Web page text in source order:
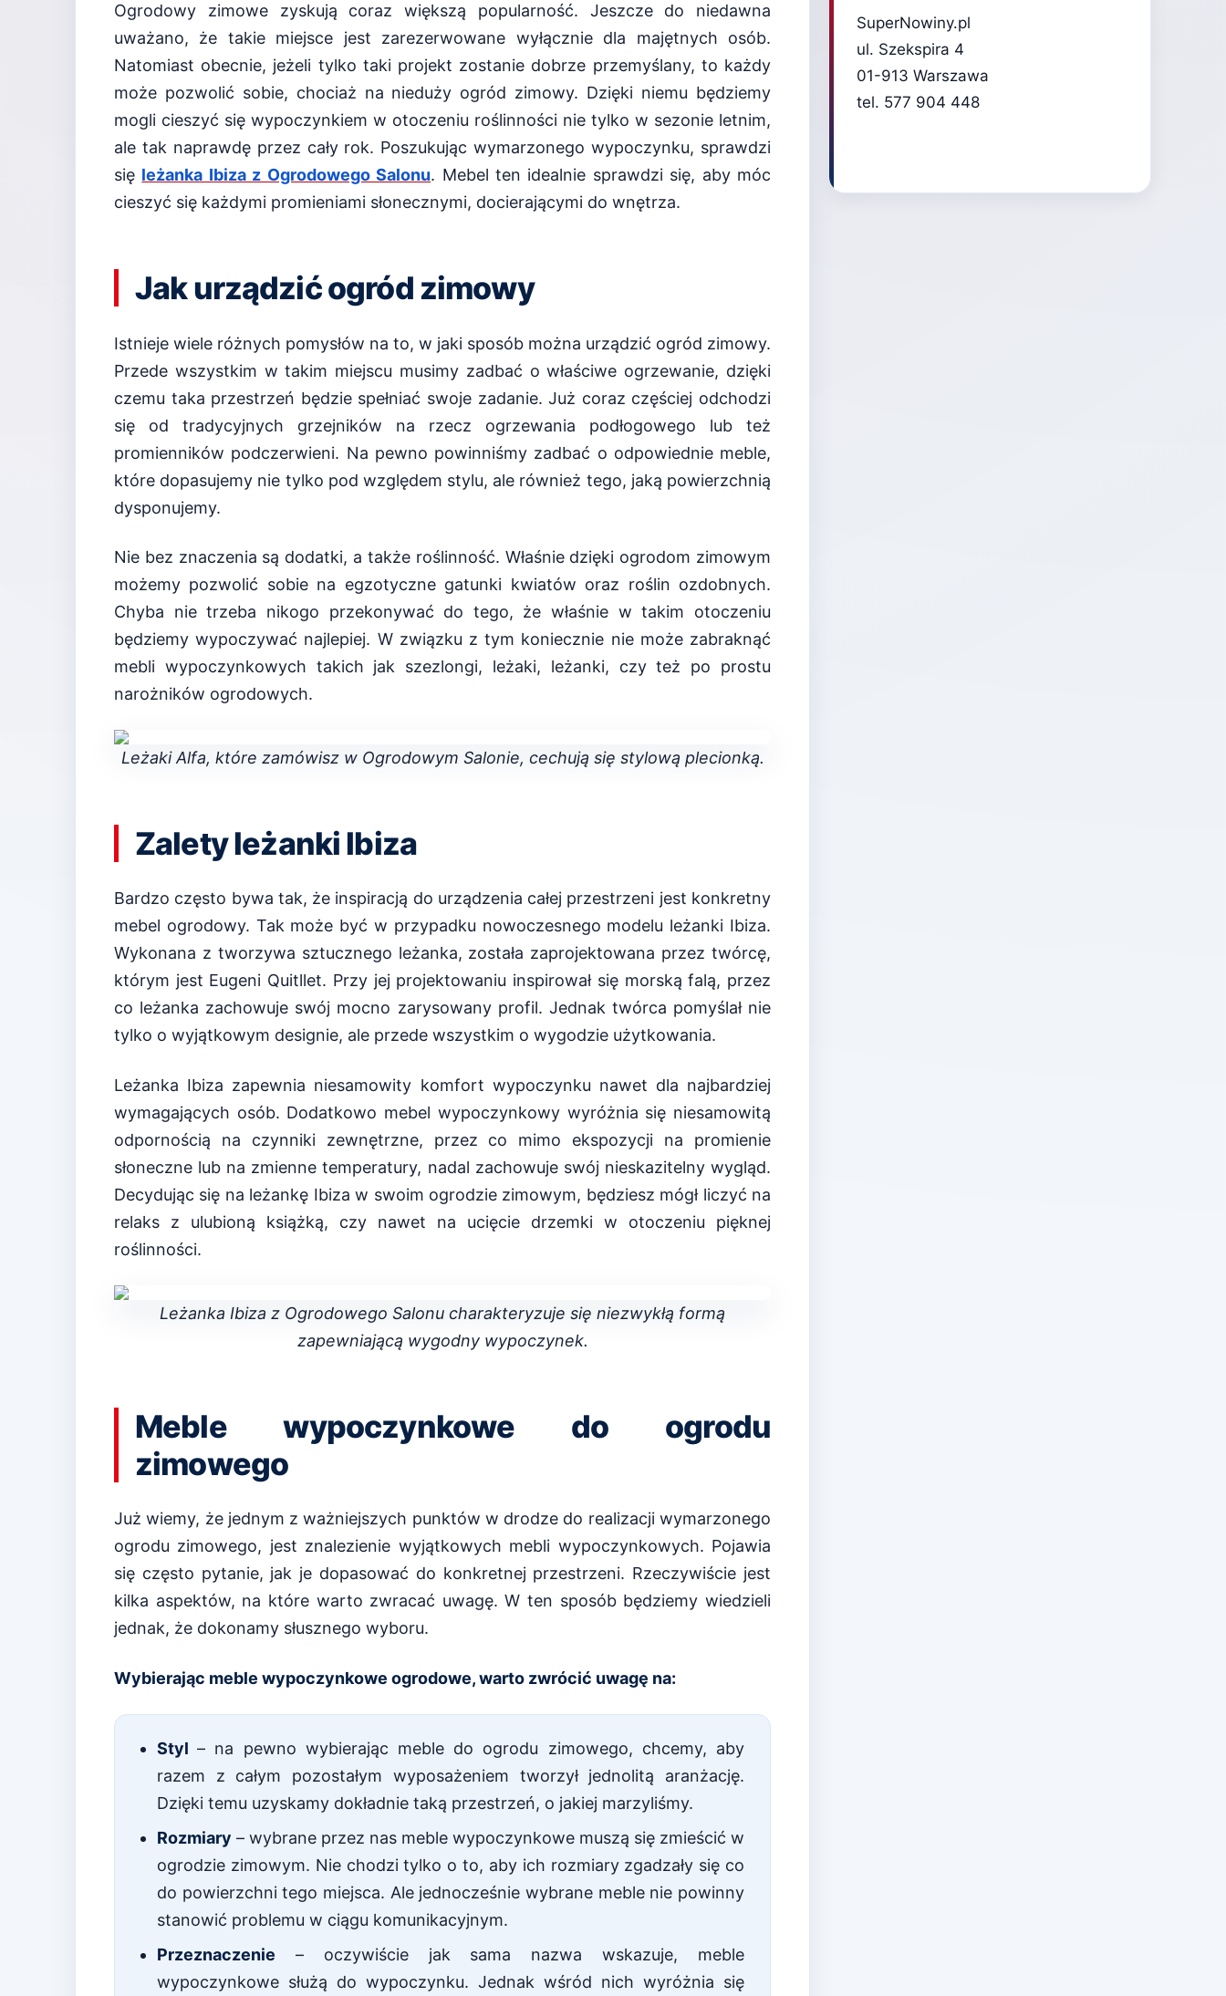
Ogrodowy zimowe zyskują coraz większą popularność. Jeszcze do niedawna
uważano, że takie miejsce jest zarezerwowane wyłącznie dla majętnych osób.
Natomiast obecnie, jeżeli tylko taki projekt zostanie dobrze przemyślany, to każdy
może pozwolić sobie, chociaż na nieduży ogród zimowy. Dzięki niemu będziemy
mogli cieszyć się wypoczynkiem w otoczeniu roślinności nie tylko w sezonie letnim,
ale tak naprawdę przez cały rok. Poszukując wymarzonego wypoczynku, sprawdzi
się leżanka Ibiza z Ogrodowego Salonu. Mebel ten idealnie sprawdzi się, aby móc
cieszyć się każdymi promieniami słonecznymi, docierającymi do wnętrza.
Jak urządzić ogród zimowy
Istnieje wiele różnych pomysłów na to, w jaki sposób można urządzić ogród zimowy.
Przede wszystkim w takim miejscu musimy zadbać o właściwe ogrzewanie, dzięki
czemu taka przestrzeń będzie spełniać swoje zadanie. Już coraz częściej odchodzi
się od tradycyjnych grzejników na rzecz ogrzewania podłogowego lub też
promienników podczerwieni. Na pewno powinniśmy zadbać o odpowiednie meble,
które dopasujemy nie tylko pod względem stylu, ale również tego, jaką powierzchnią
dysponujemy.
Nie bez znaczenia są dodatki, a także roślinność. Właśnie dzięki ogrodom zimowym
możemy pozwolić sobie na egzotyczne gatunki kwiatów oraz roślin ozdobnych.
Chyba nie trzeba nikogo przekonywać do tego, że właśnie w takim otoczeniu
będziemy wypoczywać najlepiej. W związku z tym koniecznie nie może zabraknąć
mebli wypoczynkowych takich jak szezlongi, leżaki, leżanki, czy też po prostu
narożników ogrodowych.
Leżaki Alfa, które zamówisz w Ogrodowym Salonie, cechują się stylową plecionką.
Zalety leżanki Ibiza
Bardzo często bywa tak, że inspiracją do urządzenia całej przestrzeni jest konkretny
mebel ogrodowy. Tak może być w przypadku nowoczesnego modelu leżanki Ibiza.
Wykonana z tworzywa sztucznego leżanka, została zaprojektowana przez twórcę,
którym jest Eugeni Quitllet. Przy jej projektowaniu inspirował się morską falą, przez
co leżanka zachowuje swój mocno zarysowany profil. Jednak twórca pomyślał nie
tylko o wyjątkowym designie, ale przede wszystkim o wygodzie użytkowania.
Leżanka Ibiza zapewnia niesamowity komfort wypoczynku nawet dla najbardziej
wymagających osób. Dodatkowo mebel wypoczynkowy wyróżnia się niesamowitą
odpornością na czynniki zewnętrzne, przez co mimo ekspozycji na promienie
słoneczne lub na zmienne temperatury, nadal zachowuje swój nieskazitelny wygląd.
Decydując się na leżankę Ibiza w swoim ogrodzie zimowym, będziesz mógł liczyć na
relaks z ulubioną książką, czy nawet na ucięcie drzemki w otoczeniu pięknej
roślinności.
Leżanka Ibiza z Ogrodowego Salonu charakteryzuje się niezwykłą formą
zapewniającą wygodny wypoczynek.
Meble wypoczynkowe do ogrodu
zimowego
Już wiemy, że jednym z ważniejszych punktów w drodze do realizacji wymarzonego
ogrodu zimowego, jest znalezienie wyjątkowych mebli wypoczynkowych. Pojawia
się często pytanie, jak je dopasować do konkretnej przestrzeni. Rzeczywiście jest
kilka aspektów, na które warto zwracać uwagę. W ten sposób będziemy wiedzieli
jednak, że dokonamy słusznego wyboru.
Wybierając meble wypoczynkowe ogrodowe, warto zwrócić uwagę na:
Styl– na pewno wybierając meble do ogrodu zimowego, chcemy, aby
razem z całym pozostałym wyposażeniem tworzył jednolitą aranżację.
Dzięki temu uzyskamy dokładnie taką przestrzeń, o jakiej marzyliśmy.
Rozmiary – wybrane przez nas meble wypoczynkowe muszą się zmieścić w
ogrodzie zimowym. Nie chodzi tylko o to, aby ich rozmiary zgadzały się co
do powierzchni tego miejsca. Ale jednocześnie wybrane meble nie powinny
stanowić problemu w ciągu komunikacyjnym.
Przeznaczenie – oczywiście jak sama nazwa wskazuje, meble
wypoczynkowe służą do wypoczynku. Jednak wśród nich wyróżnia się
SuperNowiny.pl
ul. Szekspira 4
01-913 Warszawa
tel. 577 904 448